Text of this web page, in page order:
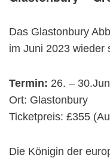
Das Glastonbury
im Juni 2023 wieder
Termin: 26. –
Ort: Glastonbury
Ticketpreis: £355
Die Königin der